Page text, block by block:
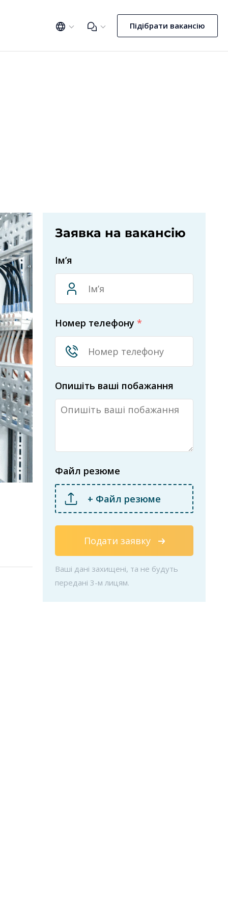
Підібрати вакансію
Заявка на вакансію
Ім’я
Номер телефону *
Опишіть ваші побажання
Файл резюме
+ Файл резюме
Подати заявку
Ваші дані захищені, та не будуть
передані 3-м лицям.